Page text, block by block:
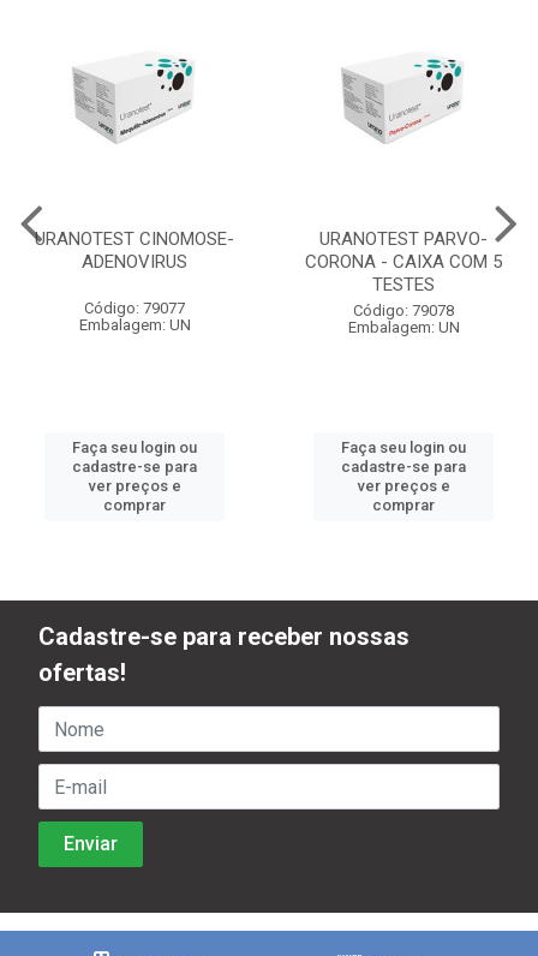
URANOTEST CINOMOSE-
ADENOVIRUS
Código: 79077
Embalagem: UN
Faça seu login ou
cadastre-se para
ver preços e
comprar
URANOTEST PARVO-
CORONA - CAIXA COM 5
TESTES
Código: 79078
Embalagem: UN
Faça seu login ou
cadastre-se para
ver preços e
comprar
Cadastre-se para receber nossas
ofertas!